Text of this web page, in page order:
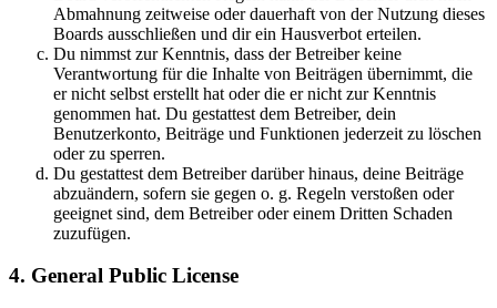
Abmahnung zeitweise oder dauerhaft von der Nutzung dieses
Boards ausschließen und dir ein Hausverbot erteilen.
Du nimmst zur Kenntnis, dass der Betreiber keine
Verantwortung für die Inhalte von Beiträgen übernimmt, die
er nicht selbst erstellt hat oder die er nicht zur Kenntnis
genommen hat. Du gestattest dem Betreiber, dein
Benutzerkonto, Beiträge und Funktionen jederzeit zu löschen
oder zu sperren.
Du gestattest dem Betreiber darüber hinaus, deine Beiträge
abzuändern, sofern sie gegen o. g. Regeln verstoßen oder
geeignet sind, dem Betreiber oder einem Dritten Schaden
zuzufügen.
4. General Public License